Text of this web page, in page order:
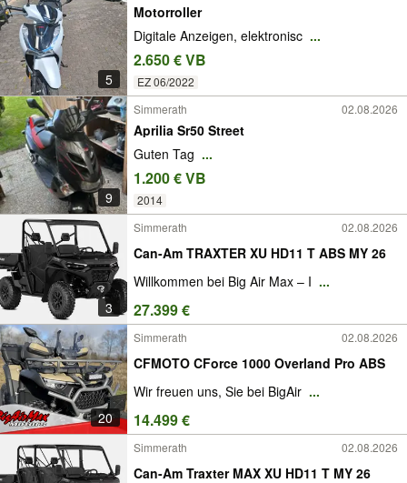
5
Motorroller
Digitale Anzeigen, elektronisc ...
2.650 € VB
EZ 06/2022
9
Simmerath 02.08.2026
Aprilia Sr50 Street
Guten Tag ...
1.200 € VB
2014
3
Simmerath 02.08.2026
Can-Am TRAXTER XU HD11 T ABS MY 26
Willkommen bei Big Air Max – I ...
27.399 €
20
Simmerath 02.08.2026
CFMOTO CForce 1000 Overland Pro ABS
Wir freuen uns, Sie bei BigAir ...
14.499 €
Simmerath 02.08.2026
Can-Am Traxter MAX XU HD11 T MY 26